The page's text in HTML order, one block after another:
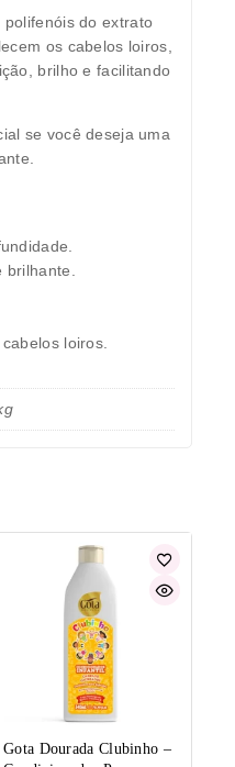
polifenóis do extrato
os cabelos loiros,
brilho e facilitando
se você deseja uma
loiros.
Gota Dourada Clubinho –